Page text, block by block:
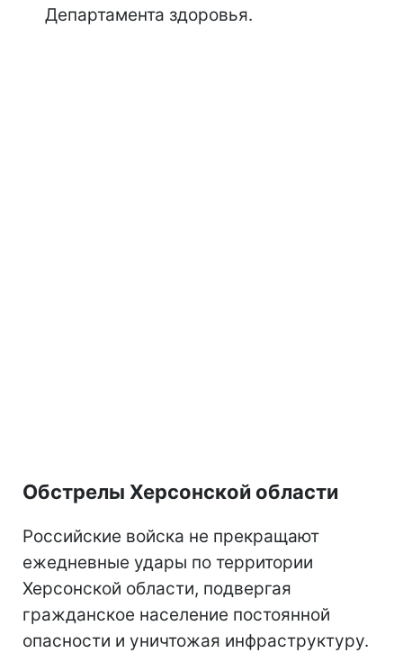
Департамента здоровья.
Обстрелы Херсонской области
Российские войска не прекращают
ежедневные удары по территории
Херсонской области, подвергая
гражданское население постоянной
опасности и уничтожая инфраструктуру.